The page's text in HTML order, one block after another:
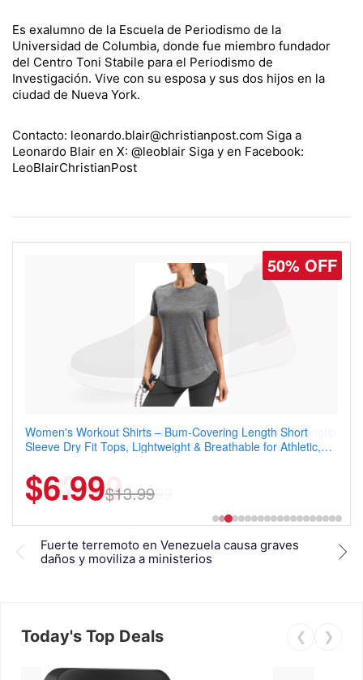
Es exalumno de la Escuela de Periodismo de la
Universidad de Columbia, donde fue miembro fundador
del Centro Toni Stabile para el Periodismo de
Investigación. Vive con su esposa y sus dos hijos en la
ciudad de Nueva York.
Contacto: leonardo.blair@christianpost.com Siga a
Leonardo Blair en X: @leoblair Siga y en Facebook:
LeoBlairChristianPost
50% OFF
Coostar Men's Casual Dress Sneakers – Lightweight Wingtip
Oxford Style with Breathable Knit Upper, Rubber Sole & Slip-
$22.49$44.99
Fuerte terremoto en Venezuela causa graves
daños y moviliza a ministerios
Today's Top Deals ❮ ❯